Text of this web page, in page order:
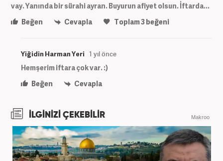
vay. Yanında bir sürahi ayran. Buyurun afiyet olsun. İftarda...
Beğen
Cevapla Toplam3beğeni
Yiğidin Harman Yeri 1 yıl önce
Hemşerim iftara çok var. :)
Beğen
Cevapla
İLGİNİZİ ÇEKEBİLİR Makroo